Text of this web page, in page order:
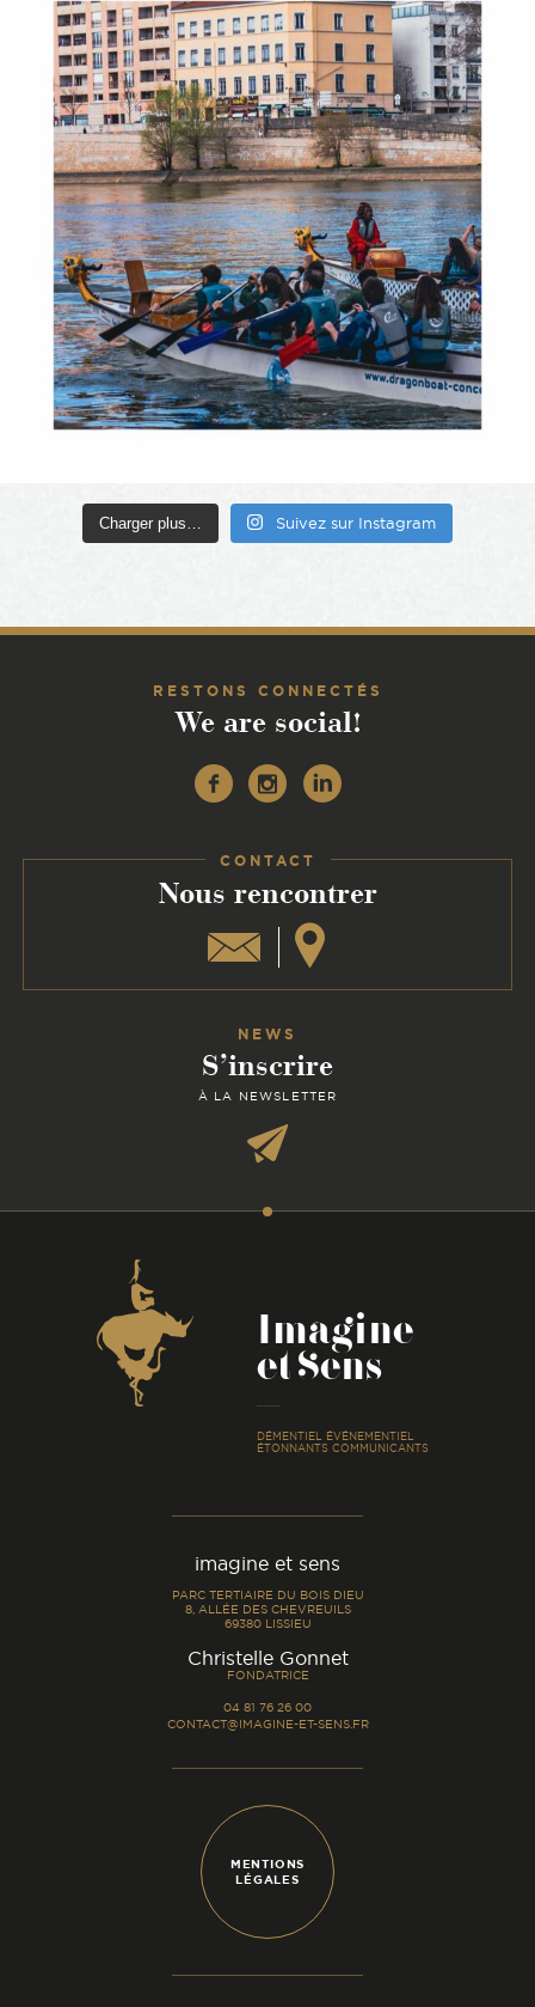
Charger plus… Suivez sur Instagram
RESTONS CONNECTÉS
We are social!
CONTACT
Nous rencontrer
NEWS
S’inscrire
À LA NEWSLETTER
Coordonnées
Imagine
et Sens
DÉMENTIEL ÉVÉNEMENTIEL
ÉTONNANTS COMMUNICANTS
imagine et sens
PARC TERTIAIRE DU BOIS DIEU
8, ALLÉE DES CHEVREUILS
69380 LISSIEU
Christelle Gonnet-
FONDATRICE
04 81 76 26 00
CONTACT@IMAGINE-ET-SENS.FR
MENTIONS
LÉGALES